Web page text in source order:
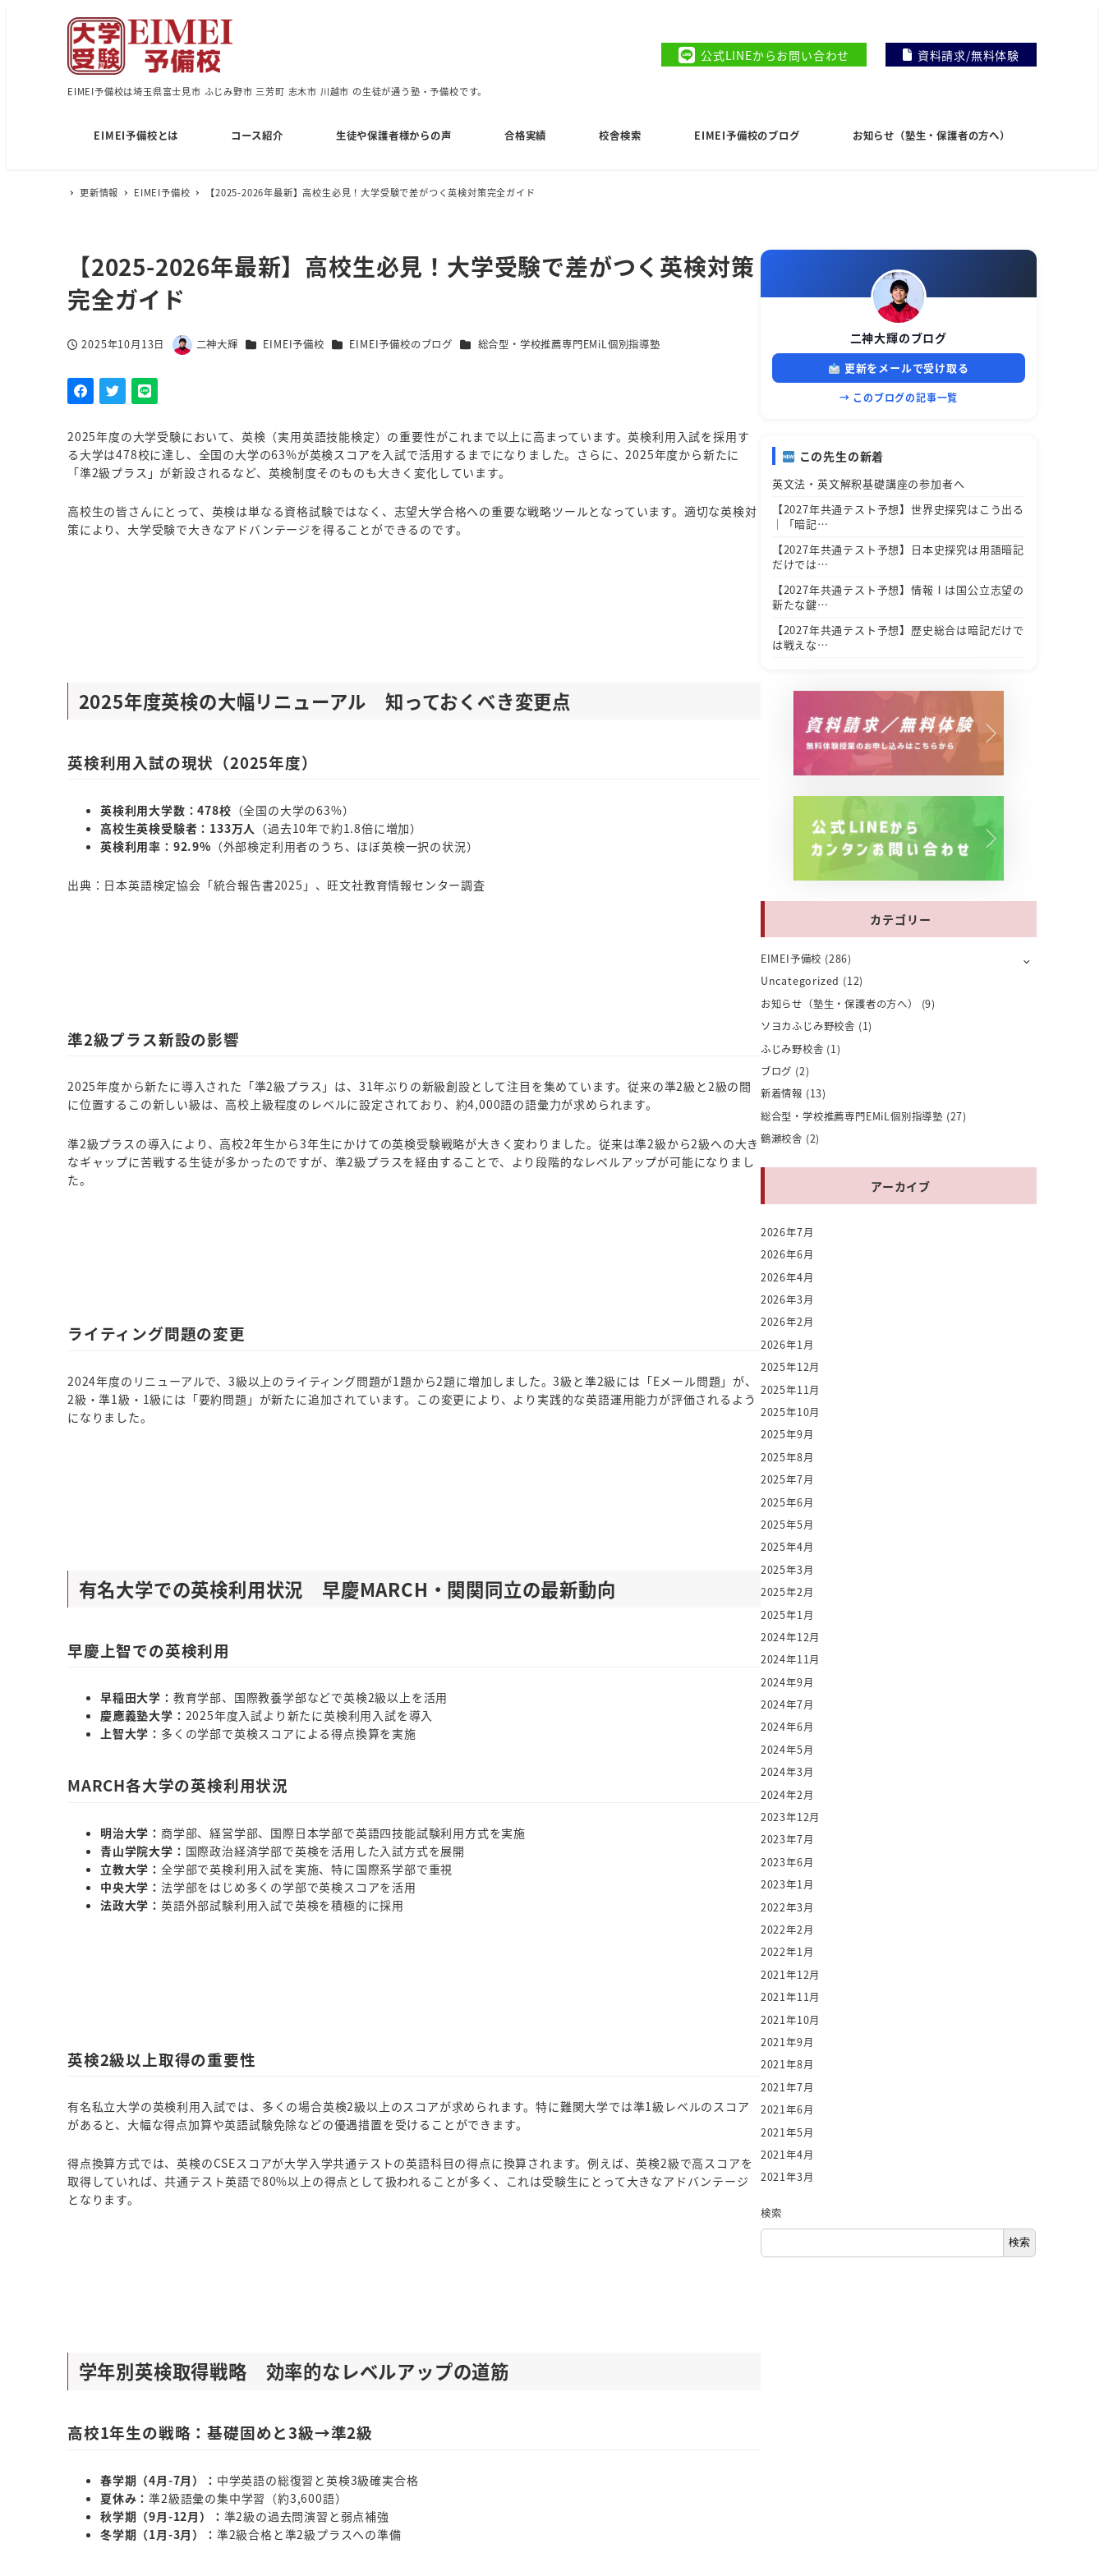
EIMEI予備校は埼玉県富士見市 ふじみ野市 三芳町 志木市 川越市 の生徒が通う塾・予備校です。
公式LINEからお問い合わせ 資料請求/無料体験
EIMEI予備校とは コース紹介 生徒や保護者様からの声 合格実績 校舎検索 EIMEI予備校のブログ お知らせ（塾生・保護者の方へ）
更新情報 EIMEI予備校 【2025-2026年最新】高校生必見！大学受験で差がつく英検対策完全ガイド
【2025-2026年最新】高校生必見！大学受験で差がつく英検対策
完全ガイド
投稿日2025年10月13日
著
二神大輝 カテゴリー
EIMEI予備校 カテゴリー
EIMEI予備校のブログ カテゴリー
総合型・学校推薦専門EMiL個別指導塾
2025年度の大学受験において、英検（実用英語技能検定）の重要性がこれまで以上に高まっています。英検利用入試を採用す
る大学は478校に達し、全国の大学の63%が英検スコアを入試で活用するまでになりました。さらに、2025年度から新たに
「準2級プラス」が新設されるなど、英検制度そのものも大きく変化しています。
高校生の皆さんにとって、英検は単なる資格試験ではなく、志望大学合格への重要な戦略ツールとなっています。適切な英検対
策により、大学受験で大きなアドバンテージを得ることができるのです。
2025年度英検の大幅リニューアル 知っておくべき変更点
英検利用入試の現状（2025年度）
英検利用大学数：478校 （全国の大学の63%）
高校生英検受験者：133万人 （過去10年で約1.8倍に増加）
英検利用率：92.9% （外部検定利用者のうち、ほぼ英検一択の状況）
出典：日本英語検定協会「統合報告書2025」、旺文社教育情報センター調査
準2級プラス新設の影響
2025年度から新たに導入された「準2級プラス」は、31年ぶりの新級創設として注目を集めています。従来の準2級と2級の間
に位置するこの新しい級は、高校上級程度のレベルに設定されており、約4,000語の語彙力が求められます。
準2級プラスの導入により、高校2年生から3年生にかけての英検受験戦略が大きく変わりました。従来は準2級から2級への大き
なギャップに苦戦する生徒が多かったのですが、準2級プラスを経由することで、より段階的なレベルアップが可能になりまし
た。
ライティング問題の変更
2024年度のリニューアルで、3級以上のライティング問題が1題から2題に増加しました。3級と準2級には「Eメール問題」が、
2級・準1級・1級には「要約問題」が新たに追加されています。この変更により、より実践的な英語運用能力が評価されるよう
になりました。
有名大学での英検利用状況 早慶MARCH・関関同立の最新動向
早慶上智での英検利用
早稲田大学： 教育学部、国際教養学部などで英検2級以上を活用
慶應義塾大学： 2025年度入試より新たに英検利用入試を導入
上智大学： 多くの学部で英検スコアによる得点換算を実施
MARCH各大学の英検利用状況
明治大学： 商学部、経営学部、国際日本学部で英語四技能試験利用方式を実施
青山学院大学： 国際政治経済学部で英検を活用した入試方式を展開
立教大学： 全学部で英検利用入試を実施、特に国際系学部で重視
中央大学： 法学部をはじめ多くの学部で英検スコアを活用
法政大学： 英語外部試験利用入試で英検を積極的に採用
英検2級以上取得の重要性
有名私立大学の英検利用入試では、多くの場合英検2級以上のスコアが求められます。特に難関大学では準1級レベルのスコア
があると、大幅な得点加算や英語試験免除などの優遇措置を受けることができます。
得点換算方式では、英検のCSEスコアが大学入学共通テストの英語科目の得点に換算されます。例えば、英検2級で高スコアを
取得していれば、共通テスト英語で80%以上の得点として扱われることが多く、これは受験生にとって大きなアドバンテージ
となります。
学年別英検取得戦略 効率的なレベルアップの道筋
高校1年生の戦略：基礎固めと3級→準2級
春学期（4月-7月）： 中学英語の総復習と英検3級確実合格
夏休み：準2級語彙の集中学習（約3,600語）
秋学期（9月-12月）： 準2級の過去問演習と弱点補強
冬学期（1月-3月）： 準2級合格と準2級プラスへの準備
二神大輝のブログ
更新をメールで受け取る
→ このブログの記事一覧
この先生の新着
英文法・英文解釈基礎講座の参加者へ
【2027年共通テスト予想】世界史探究はこう出る
｜「暗記…
【2027年共通テスト予想】日本史探究は用語暗記
だけでは…
【2027年共通テスト予想】情報Ⅰは国公立志望の
新たな鍵…
【2027年共通テスト予想】歴史総合は暗記だけで
は戦えな…
カテゴリー
EIMEI予備校 (286)
Uncategorized (12)
お知らせ（塾生・保護者の方へ）
(9)
ソヨカふじみ野校舎 (1)
ふじみ野校舎 (1)
ブログ (2)
新着情報 (13)
総合型・学校推薦専門EMiL個別指導塾 (27)
鶴瀬校舎 (2)
アーカイブ
2026年7月
2026年6月
2026年4月
2026年3月
2026年2月
2026年1月
2025年12月
2025年11月
2025年10月
2025年9月
2025年8月
2025年7月
2025年6月
2025年5月
2025年4月
2025年3月
2025年2月
2025年1月
2024年12月
2024年11月
2024年9月
2024年7月
2024年6月
2024年5月
2024年3月
2024年2月
2023年12月
2023年7月
2023年6月
2023年1月
2022年3月
2022年2月
2022年1月
2021年12月
2021年11月
2021年10月
2021年9月
2021年8月
2021年7月
2021年6月
2021年5月
2021年4月
2021年3月
検索
検索